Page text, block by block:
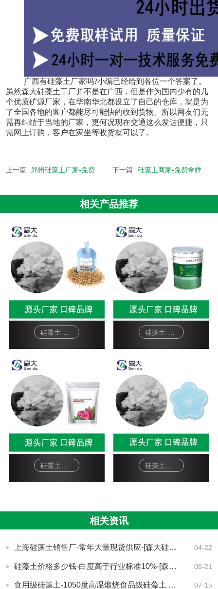
广西有硅藻土厂家吗?小编已经给到各位一个答案了。
虽然森大硅藻土工厂并不是在广西，但是作为国内少有的几
个优质矿源厂家，在华南华北都设立了自己的仓库，就是为
了全国各地的客户都能尽可能快的收到货物。所以网友们无
需再纠结于当地的厂家，更何况现在交通这么发达便捷，只
需网上订购，客户在家坐等收货就可以了。
上一篇: 郑州硅藻土厂家-免费拿样 源头厂家-[森大硅藻土] 下一篇:
相关产品推荐
相关资讯
上海硅藻土销售厂-常年大量现货供应-[森大硅藻土] 04-22
硅藻土价格多少钱-白度高于行业标准10%-[森大硅藻土] 05-21
食用级硅藻土-1050度高温煅烧食品级硅藻土 -[森大硅藻土] 07-15